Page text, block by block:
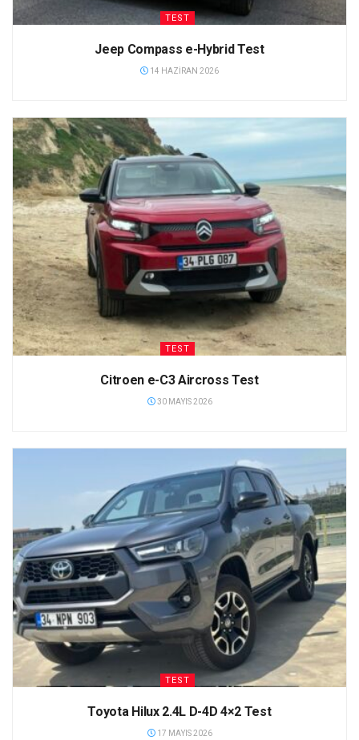
TEST
Jeep Compass e-Hybrid Test
14 HAZIRAN 2026
TEST
Citroen e-C3 Aircross Test
30 MAYIS 2026
TEST
Toyota Hilux 2.4L D-4D 4×2 Test
17 MAYIS 2026